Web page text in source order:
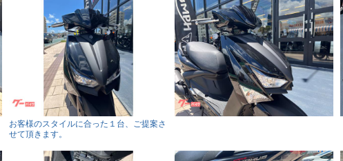
お客様のスタイルに合った１台、ご提案さ
せて頂きます。